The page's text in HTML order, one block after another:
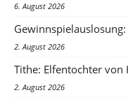
6. August 2026
2. August 2026
Tithe: Elfentochter von
2. August 2026